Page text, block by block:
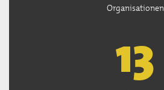
Organisationen
13